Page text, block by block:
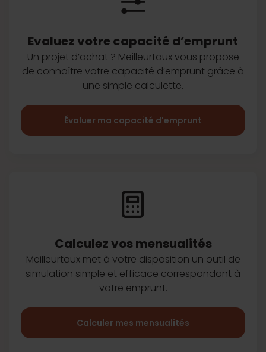
Evaluez votre capacité d’emprunt
Un projet d’achat ? Meilleurtaux vous propose
de connaître votre capacité d’emprunt grâce à
une simple calculette.
Évaluer ma capacité d'emprunt
Calculez vos mensualités
Meilleurtaux met à votre disposition un outil de
simulation simple et efficace correspondant à
votre emprunt.
Calculer mes mensualités